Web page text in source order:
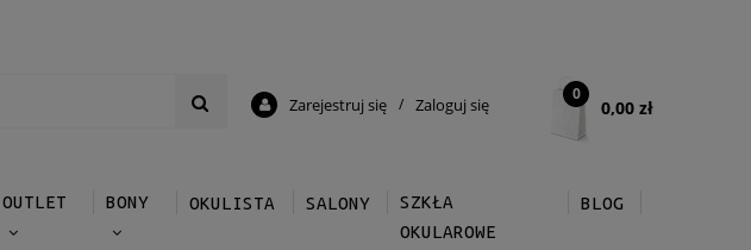
0,00 zł
0
Zarejestruj się / Zaloguj się
OUTLET BONY OKULISTA SALONY
SZKŁA
OKULAROWE
BLOG